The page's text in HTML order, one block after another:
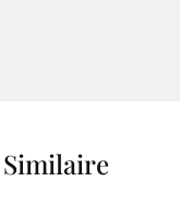
Similaire